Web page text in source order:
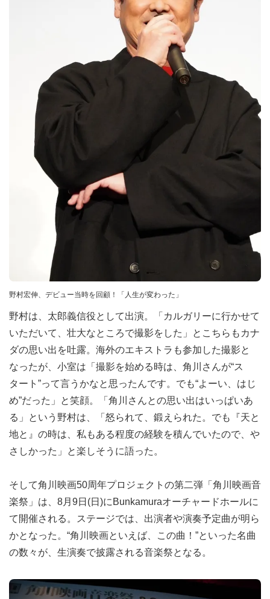
野村宏伸、デビュー当時を回顧！「人生が変わった」
野村は、太郎義信役として出演。「カルガリーに行かせて
いただいて、壮大なところで撮影をした」とこちらもカナ
ダの思い出を吐露。海外のエキストラも参加した撮影と
なったが、小室は「撮影を始める時は、角川さんが“ス
タート”って言うかなと思ったんです。でも“よーい、はじ
め”だった」と笑顔。「角川さんとの思い出はいっぱいあ
る」という野村は、「怒られて、鍛えられた。でも『天と
地と』の時は、私もある程度の経験を積んでいたので、や
さしかった」と楽しそうに語った。
そして角川映画50周年プロジェクトの第二弾「角川映画音
楽祭」は、8月9日(日)にBunkamuraオーチャードホールに
て開催される。ステージでは、出演者や演奏予定曲が明ら
かとなった。“角川映画といえば、この曲！”といった名曲
の数々が、生演奏で披露される音楽祭となる。